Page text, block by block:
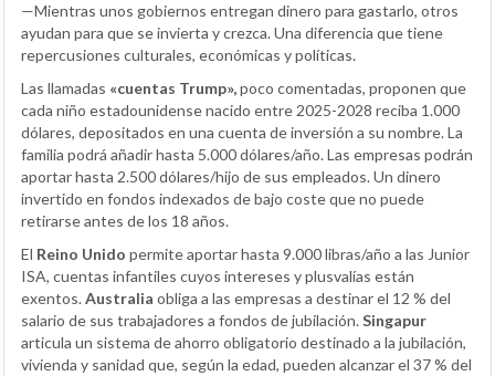
—Mientras unos gobiernos entregan dinero para gastarlo, otros
ayudan para que se invierta y crezca. Una diferencia que tiene
repercusiones culturales, económicas y políticas.
Las llamadas «cuentas Trump»,poco comentadas, proponen que
cada niño estadounidense nacido entre 2025-2028 reciba 1.000
dólares, depositados en una cuenta de inversión a su nombre. La
familia podrá añadir hasta 5.000 dólares/año. Las empresas podrán
aportar hasta 2.500 dólares/hijo de sus empleados. Un dinero
invertido en fondos indexados de bajo coste que no puede
retirarse antes de los 18 años.
El Reino Unido permite aportar hasta 9.000 libras/año a las Junior
ISA, cuentas infantiles cuyos intereses y plusvalías están
exentos.Australia obliga a las empresas a destinar el 12 % del
salario de sus trabajadores a fondos de jubilación.Singapur
articula un sistema de ahorro obligatorio destinado a la jubilación,
vivienda y sanidad que, según la edad, pueden alcanzar el 37 % del